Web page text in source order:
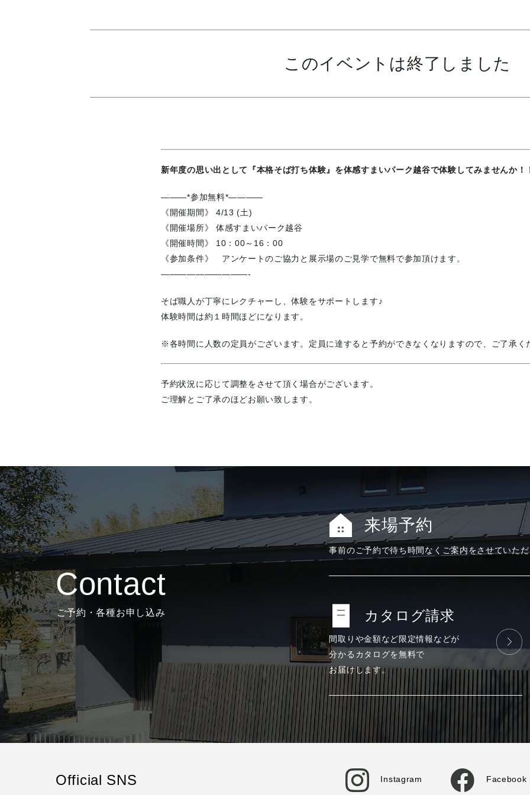
このイベントは終了しました
新年度の思い出として『本格そば打ち体験』を体感すまいパーク越谷で体験してみませんか！
———*参加無料*————
《開催期間》 4/13 (土)
《開催場所》 体感すまいパーク越谷
《開催時間》 10：00～16：00
《参加条件》 アンケートのご協力と展示場のご見学で無料で参加頂けます。
——————————-
そば職人が丁寧にレクチャーし、体験をサポートします♪
体験時間は約１時間ほどになります。
※各時間に人数の定員がございます。定員に達すると予約ができなくなりますので、ご了承く
予約状況に応じて調整をさせて頂く場合がございます。
ご理解とご了承のほどお願い致します。
Contact
ご予約・各種お申し込み
来場予約
事前のご予約で待ち時間なく ご案内をさせていた
カタログ請求
間取りや金額など限定情報などが
分かる カタログを無料で
お届けします。
Official SNS Instagram Facebook